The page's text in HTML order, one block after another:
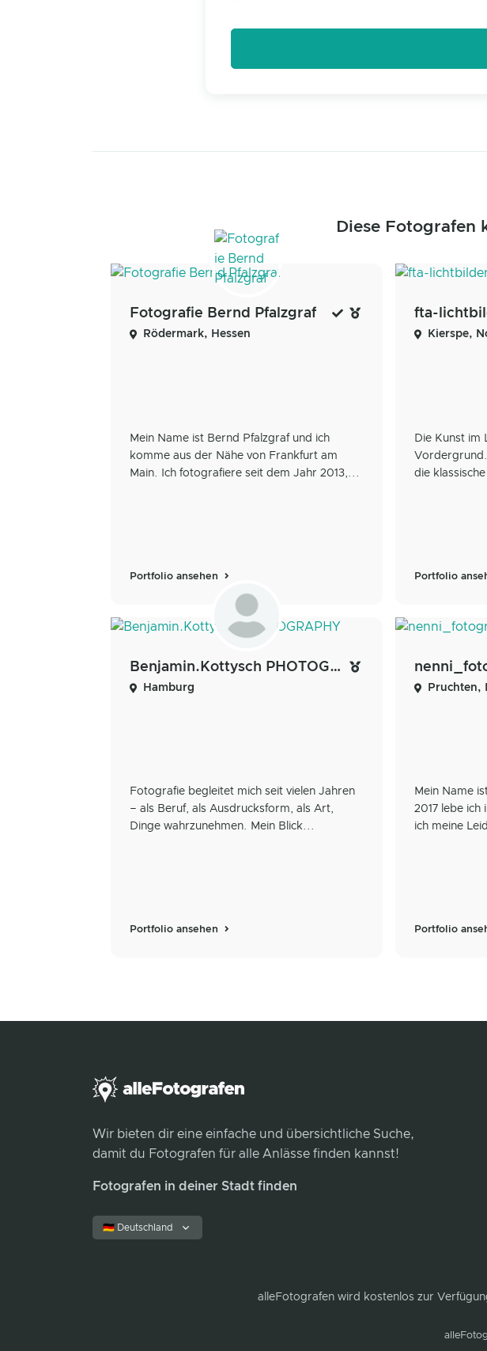
Diese Fotografen
Fotografie Bernd Pfalzgraf
Rödermark, Hessen
Mein Name ist Bernd Pfalzgraf und ich
komme aus der Nähe von Frankfurt am
Main. Ich fotografiere seit dem Jahr 2013,...
Portfolio ansehen
fta-
Kierspe,
Die Kunst im
Vordergrund.
die
Portfolio
Benjamin.Kottysch PHOTOGRAPHY
Hamburg
Fotografie begleitet mich seit vielen Jahren
– als Beruf, als Ausdrucksform, als Art,
Dinge wahrzunehmen. Mein Blick...
Portfolio ansehen
Pruchten,
Mein Name
2017 lebe ich
ich meine
Portfolio
Wir bieten dir eine einfache und übersichtliche Suche,
damit du Fotografen für alle Anlässe finden kannst!
Fotografen in deiner Stadt finden
🇩🇪 Deutschland
alleFotografen wird kostenlos zur